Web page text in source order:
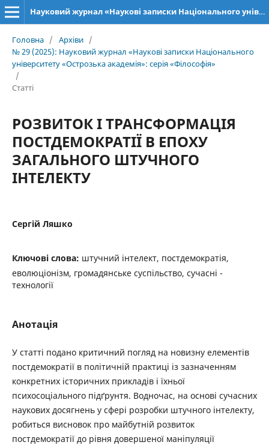
Науковий журнал «Наукові записки Національного університету «Острозька академія»: серія «Філософія»
Головна / Архіви /
№ 29 (2025): Науковий журнал «Наукові записки Національного
університету «Острозька академія»: серія «Філософія»
/
Статті
РОЗВИТОК І ТРАНСФОРМАЦІЯ
ПОСТДЕМОКРАТІЇ В ЕПОХУ
ЗАГАЛЬНОГО ШТУЧНОГО
ІНТЕЛЕКТУ
Сергій Ляшко
Ключові слова: штучний інтелект, постдемократія,
еволюціонізм, громадянське суспільство, сучасні ­
технології
Анотація
У статті подано критичний погляд на новизну елементів
постдемократії в політичній практиці із ­зазначенням
конкретних історичних прикладів і їхньої
психосоціального підґрунтя. Водночас, на основі ­сучасних
­наукових досягнень у сфері розробки штучного інтелекту,
робиться висновок про майбутній розвиток
постдемократії до рівня довершеної маніпуляції